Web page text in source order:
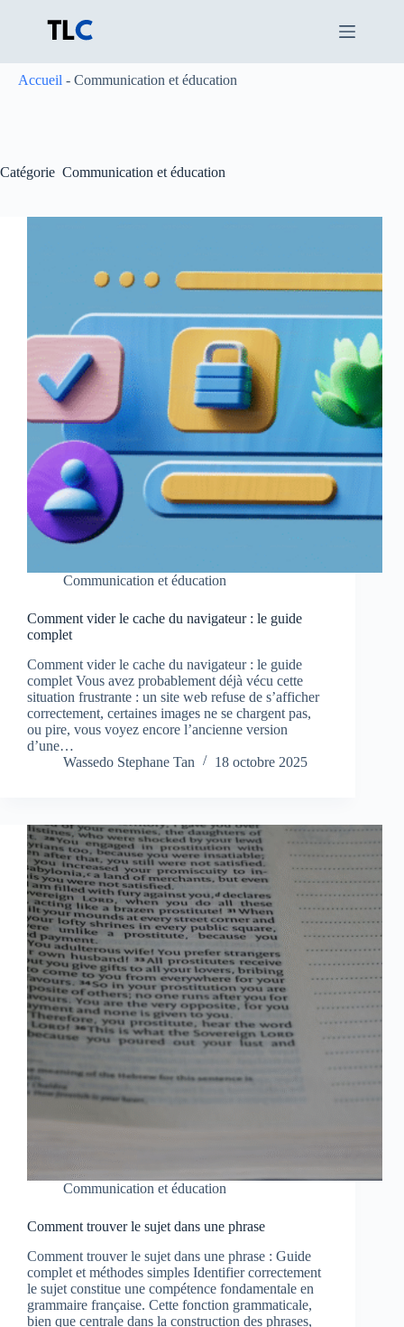
Accueil - Communication et éducation
Catégorie Communication et éducation
Communication et éducation
Comment vider le cache du navigateur : le guide
complet
Comment vider le cache du navigateur : le guide
complet Vous avez probablement déjà vécu cette
situation frustrante : un site web refuse de s’afficher
correctement, certaines images ne se chargent pas,
ou pire, vous voyez encore l’ancienne version
d’une…
Wassedo Stephane Tan
18 octobre 2025
Communication et éducation
Comment trouver le sujet dans une phrase
Comment trouver le sujet dans une phrase : Guide
complet et méthodes simples Identifier correctement
le sujet constitue une compétence fondamentale en
grammaire française. Cette fonction grammaticale,
bien que centrale dans la construction des phrases,